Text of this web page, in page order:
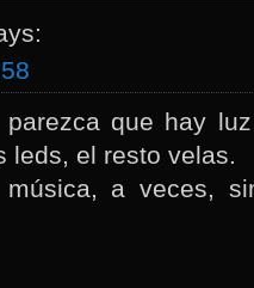
que hay
leds, el resto velas.
a veces,